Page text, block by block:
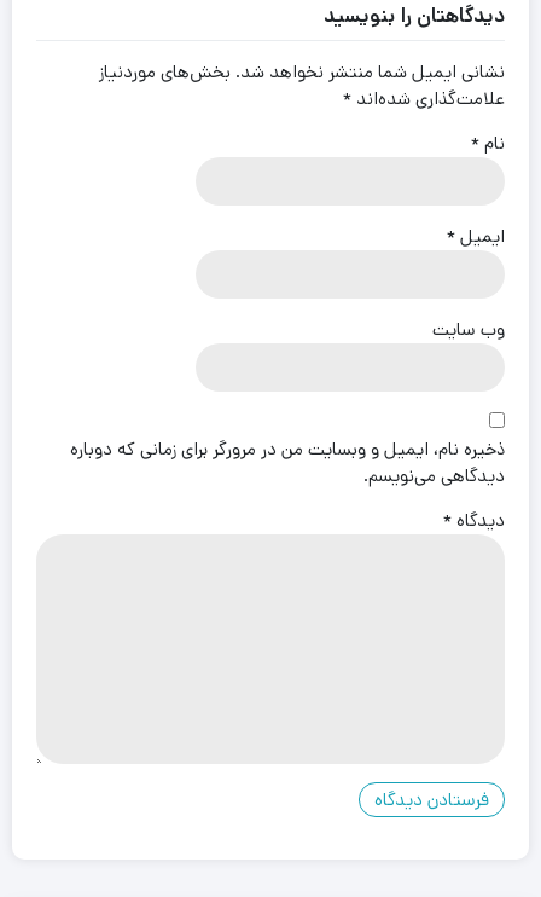
دیدگاهتان را بنویسید
نشانی ایمیل شما منتشر نخواهد شد. بخش‌های موردنیاز
علامت‌گذاری شده‌اند *
نام*
ایمیل*
وب‌ سایت
ذخیره نام، ایمیل و وبسایت من در مرورگر برای زمانی که دوباره
دیدگاهی می‌نویسم.
دیدگاه*